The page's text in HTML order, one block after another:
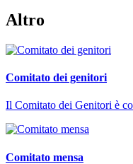
Altro
Comitato dei genitori
Il Comitato dei Genitori è
Comitato mensa